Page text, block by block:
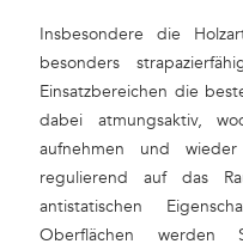
Insbesondere die
besonders
Einsatzbereichen die
dabei atmungsaktiv,
aufnehmen und
regulierend auf das
antistatischen
Oberflächen werden